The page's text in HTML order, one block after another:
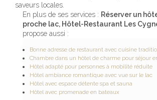
saveurs locales.
En plus de ses services : Réserver un
proche lac, Hôtel-Restaurant Les
propose aussi :
Bonne adresse de restaurant avec cuisine
Chambre dans un hôtel de charme pour séjour
Hôtel adapté pour personnes à mobilité réduite
Hôtel ambiance romantique avec vue sur le lac
Hôtel avec espace détente spa et sauna
Hôtel avec promenade en bateaux